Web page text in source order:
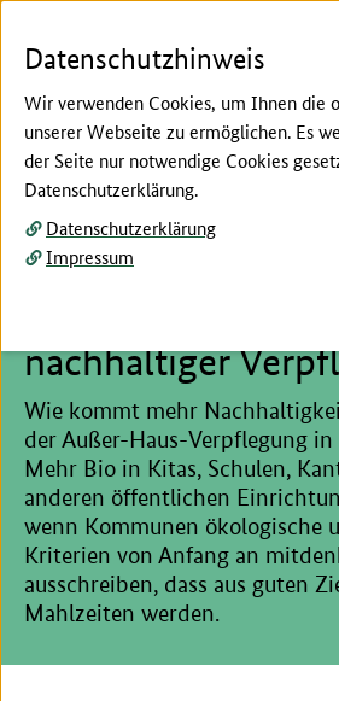
Hier beginnt der Hauptinhalt dieser Seite
Mehr Bio auf den
BioBitte zeigt
Sachsen-Anhalt
nachhaltiger
Wie kommt mehr
der Außer-Haus-Verpflegung
Mehr Bio in Kitas, Schulen,
anderen öffentlichen
wenn Kommunen ökologische
Kriterien von Anfang an
ausschreiben, dass aus guten
Mahlzeiten werden.
Datenschutzhinweis
Wir verwenden Cookies, um Ihnen die
unserer Webseite zu ermöglichen. Es
der Seite nur notwendige Cookies
Datenschutzerklärung.
Datenschutzerklärung
Impressum